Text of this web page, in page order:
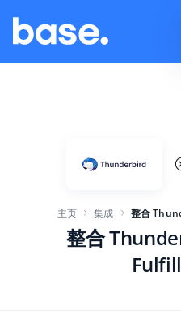
产品管理器
针对电子商务初创企业
主页 集成 整合
整合